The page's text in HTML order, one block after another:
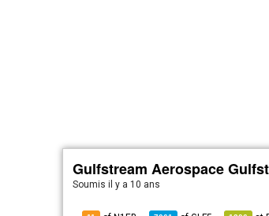
Gulfstream Aerospace
Soumisil y a 10 ans